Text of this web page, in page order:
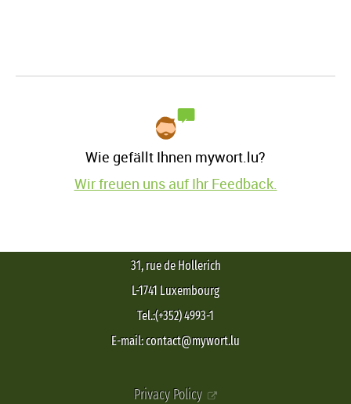
Wie gefällt Ihnen mywort.lu?
Wir freuen uns auf Ihr Feedback.
31, rue de Hollerich
L-1741 Luxembourg
Tel.:(+352) 4993-1
E-mail: contact@mywort.lu
Privacy Policy